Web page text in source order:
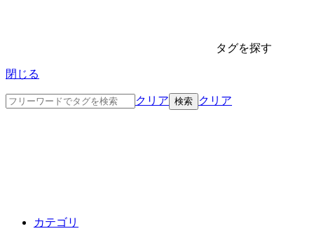
タグを探す
閉じる
クリア クリア
カテゴリ